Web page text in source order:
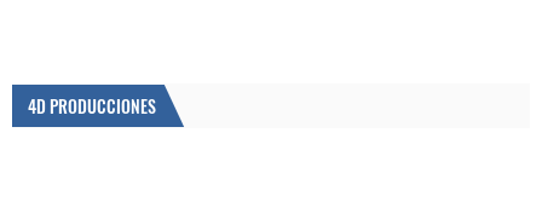
4D PRODUCCIONES